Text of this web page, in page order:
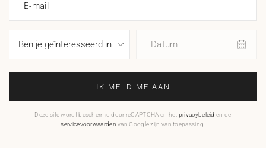
E-mail
Datum
IK MELD ME AAN
Deze site wordt beschermd door reCAPTCHA en het privacybeleid en de
servicevoorwaarden van Google zijn van toepassing.